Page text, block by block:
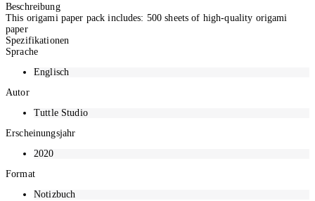
Beschreibung
This origami paper pack includes: 500 sheets of high-quality origami
paper
Spezifikationen
Sprache
Englisch
Autor
Tuttle Studio
Erscheinungsjahr
2020
Format
Notizbuch